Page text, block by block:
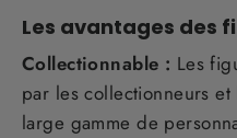
Les avantages des
Collectionnable : Les
par les collectionneurs
large gamme de